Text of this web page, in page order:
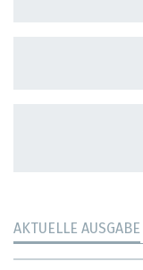
AKTUELLE AUSGABE